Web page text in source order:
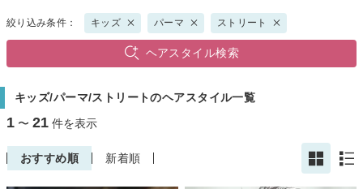
絞り込み条件： キッズ パーマ ストリート
ヘアスタイル検索
キッズ/パーマ/ストリートのヘアスタイル一覧
1 〜 21 件を表示
おすすめ順 新着順